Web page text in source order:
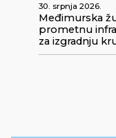
30. srpnja 2026.
Međimurska
prometnu
za izgradnju